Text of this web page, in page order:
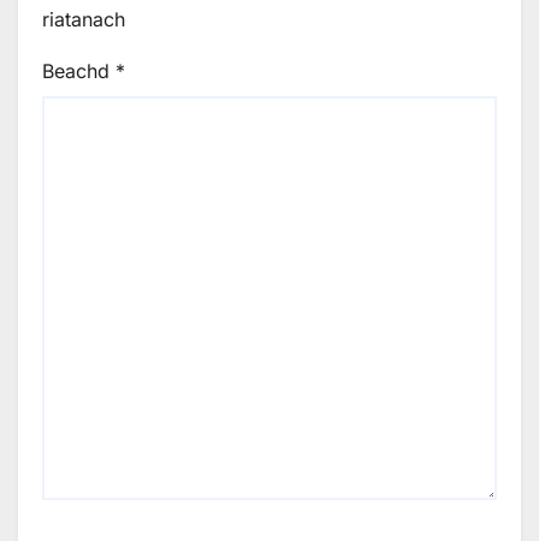
riatanach
Beachd *